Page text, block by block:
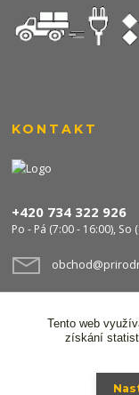
KONTAKT
+420 734 322 926
Po - Pá (7:00 - 16:00), So
Tento web
získání